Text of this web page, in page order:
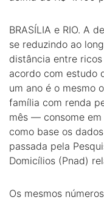
BRASÍLIA e RIO. A
se reduzindo ao
distância entre
acordo com estudo
um ano é o mesmo
família com renda
mês — consome
como base os
passada pela
Domicílios (Pnad)
Os mesmos